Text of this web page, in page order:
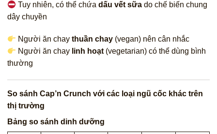
Tuy nhiên, có thể chứadấu vết sữa do chế biến chung
dây chuyền
Người ăn chaythuần chay (vegan) nên cân nhắc
Người ăn chay linh hoạt (vegetarian) có thể dùng bình
thường
So sánh Cap’n Crunch với các loại ngũ cốc khác trên
thị trường
Bảng so sánh dinh dưỡng